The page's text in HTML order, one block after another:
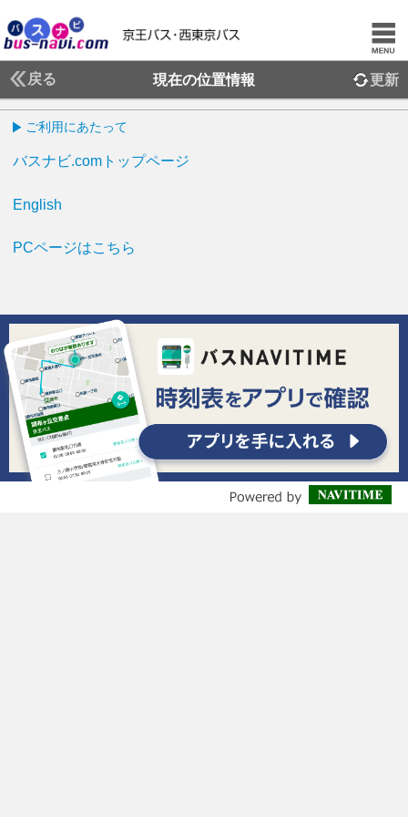
戻る 現在の位置情報 更新
ご利用にあたって
バスナビ.comトップページ
English
PCページはこちら